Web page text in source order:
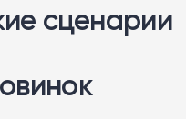
сценарии